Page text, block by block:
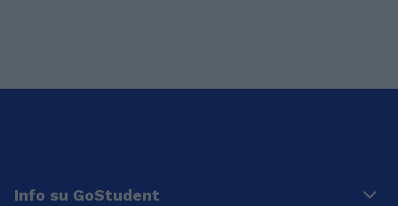
Info su GoStudent